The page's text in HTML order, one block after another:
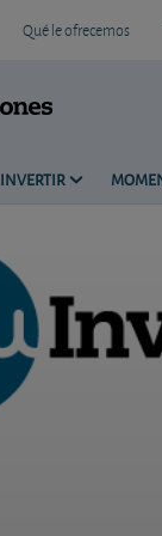
Qué le ofrecemos
INVERTIR